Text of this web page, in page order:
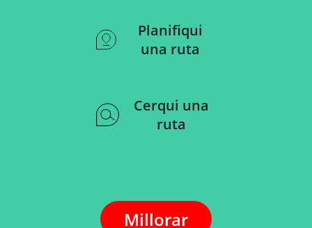
Planifiqui
una ruta
Cerqui una
ruta
Millorar